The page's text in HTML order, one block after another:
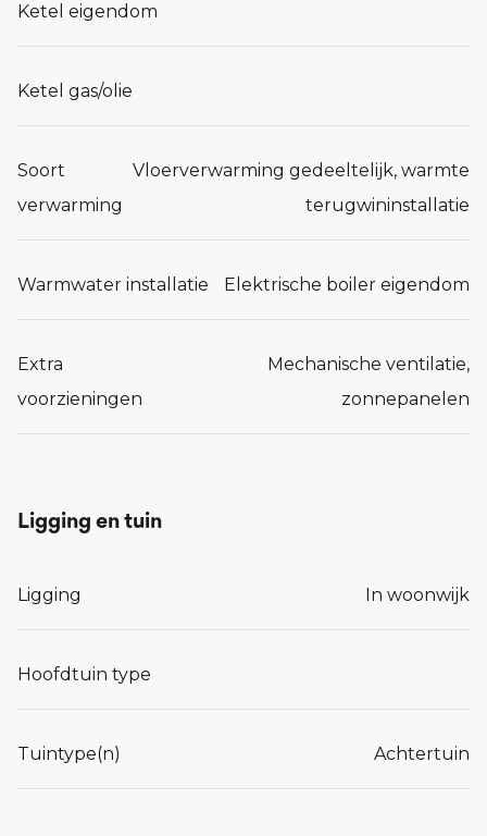
Ketel eigendom
Ketel gas/olie
Soort
verwarming
Vloerverwarming gedeeltelijk, warmte
terugwininstallatie
Warmwater installatie Elektrische boiler eigendom
Extra
voorzieningen
Mechanische ventilatie,
zonnepanelen
Ligging en tuin
Ligging In woonwijk
Hoofdtuin type
Tuintype(n) Achtertuin